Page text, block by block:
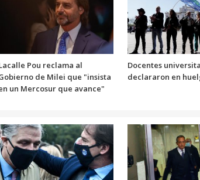
Pou reclama al
de Milei que "insista
un Mercosur que avance"
Docentes
declararon en